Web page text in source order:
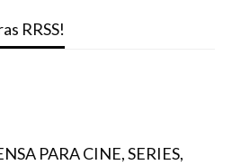
RRSS!
PARA CINE, SERIES,